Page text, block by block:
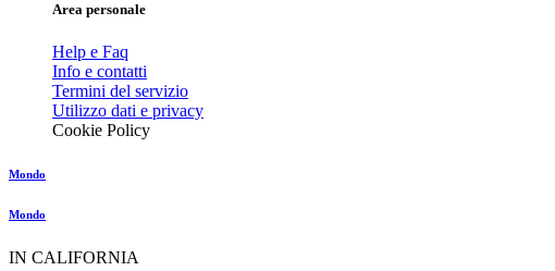
Area personale
Help e Faq
Info e contatti
Termini del servizio
Utilizzo dati e privacy
Cookie Policy
Mondo
Mondo
IN CALIFORNIA